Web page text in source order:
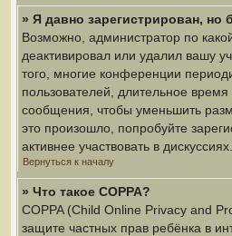
» Я давно зарегистрирован, но
Возможно, администратор по
деактивировал или удалил вашу
того, многие конференции
пользователей, длительное
сообщения, чтобы уменьшить
это произошло, попробуйте
активнее участвовать в дискуссиях.
Вернуться к началу
» Что такое COPPA?
COPPA (Child Online Privacy and
защите частных прав ребёнка в